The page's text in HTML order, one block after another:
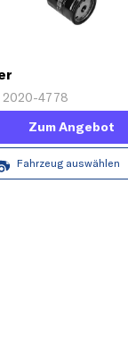
2020-4778
Zum Angebot
Fahrzeug auswählen